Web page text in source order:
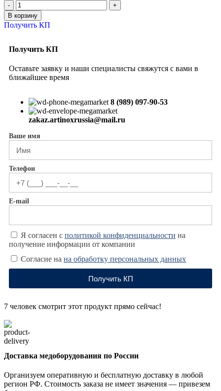
В корзину
Получить КП
Получить КП
Оставьте заявку и наши специалисты свяжутся с вами в
ближайшее время
8 (989) 097-90-53
zakaz.artinoxrussia@mail.ru
Ваше имя
Телефон
E-mail
Я согласен с политикой конфиденциальности на
получение информации от компании
Согласие на на обработку персональных данных
Получить КП
7 человек смотрит этот продукт прямо сейчас!
Доставка медоборудования по России
Организуем оперативную и бесплатную доставку в любой
регион РФ. Стоимость заказа не имеет значения — привезем